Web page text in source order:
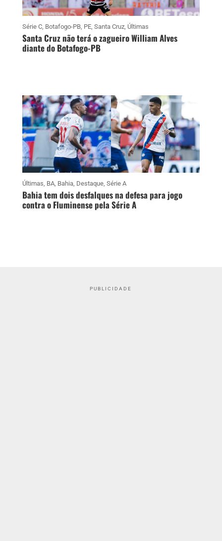
Série C, Botafogo-PB, PE, Santa Cruz, Últimas
Santa Cruz não terá o zagueiro William Alves
diante do Botafogo-PB
Últimas, BA, Bahia, Destaque, Série A
Bahia tem dois desfalques na defesa para jogo
contra o Fluminense pela Série A
PUBLICIDADE